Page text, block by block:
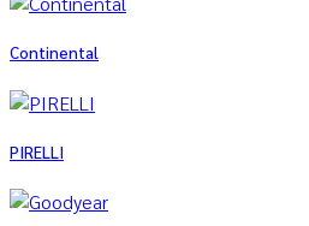
Continental
PIRELLI